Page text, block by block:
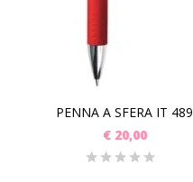
PENNA A SFERA IT 489
€20,00